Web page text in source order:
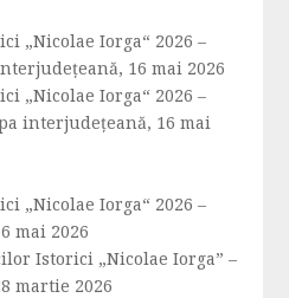
„Nicolae Iorga“ 2026 –
16 mai 2026
„Nicolae Iorga“ 2026 –
interjudețeană, 16 mai
„Nicolae Iorga“ 2026 –
mai 2026
Istorici „Nicolae Iorga” –
martie 2026